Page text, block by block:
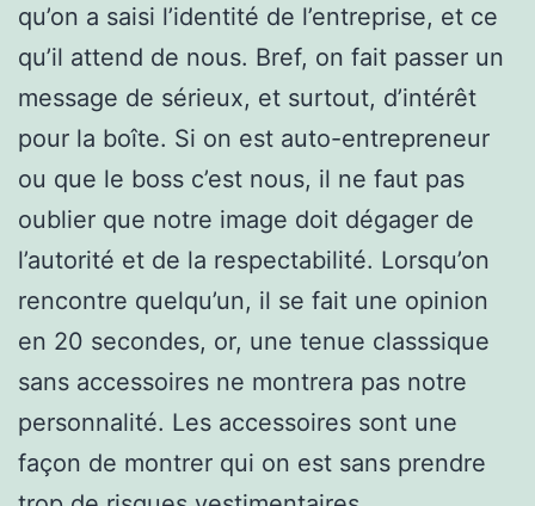
qu’on a saisi l’identité de l’entreprise, et ce
qu’il attend de nous. Bref, on fait passer un
message de sérieux, et surtout, d’intérêt
pour la boîte. Si on est auto-entrepreneur
ou que le boss c’est nous, il ne faut pas
oublier que notre image doit dégager de
l’autorité et de la respectabilité. Lorsqu’on
rencontre quelqu’un, il se fait une opinion
en 20 secondes, or, une tenue classsique
sans accessoires ne montrera pas notre
personnalité. Les accessoires sont une
façon de montrer qui on est sans prendre